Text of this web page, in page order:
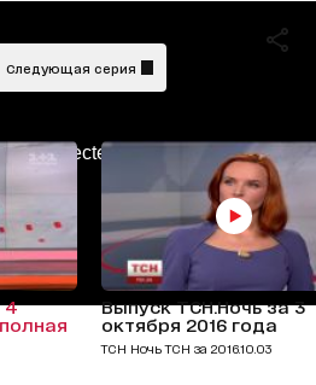
Следующая серия
4
Выпуск ТСН.Ночь за 3
октября 2016 года
ТСН Ночь ТСН за 2016.10.03